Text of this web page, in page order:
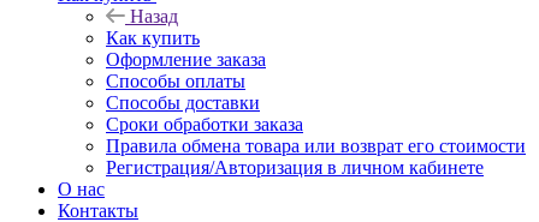
Назад
Как купить
Оформление заказа
Способы оплаты
Способы доставки
Сроки обработки заказа
Правила обмена товара или возврат его стоимости
Регистрация/Авторизация в личном кабинете
О нас
Контакты